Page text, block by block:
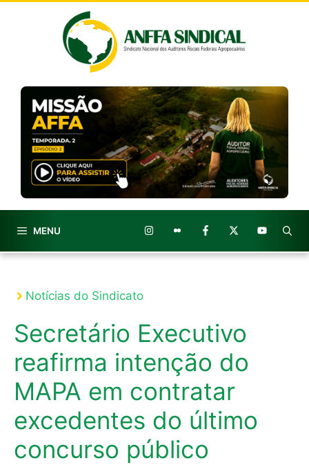
MENU
Notícias do Sindicato
Secretário Executivo
reafirma intenção do
MAPA em contratar
excedentes do último
concurso público